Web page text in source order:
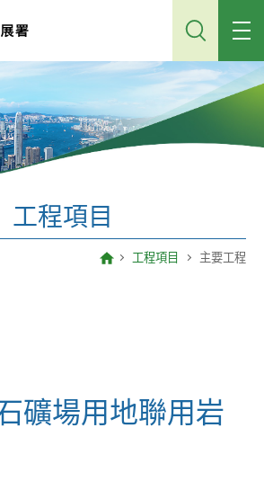
工程項目
工程項目 主要工程
礦場用地聯用岩